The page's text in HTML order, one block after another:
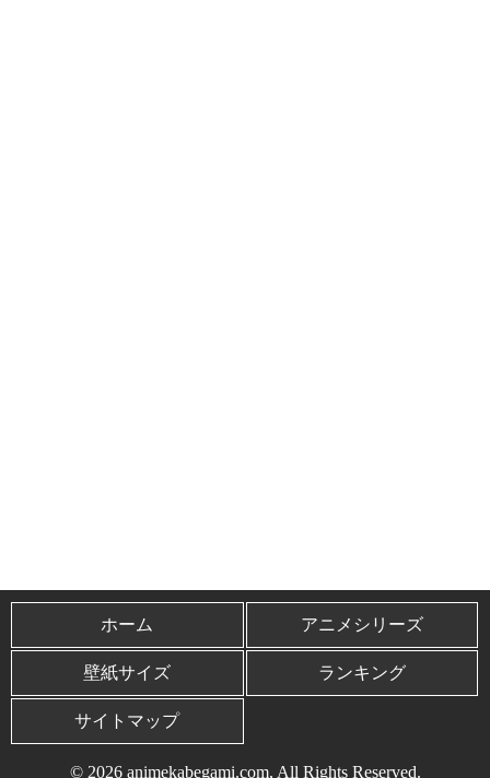
ホーム アニメシリーズ
壁紙サイズ ランキング
サイトマップ
© 2026 animekabegami.com, All Rights Reserved.